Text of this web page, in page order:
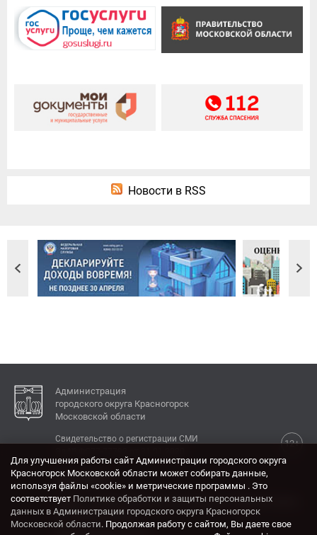
Новости в RSS
Администрация
городского округа Красногорск
Московской области
12+
Свидетельство о регистрации СМИ
КОНТАКТЫ
Адрес: 143404, Московская область, г. Красногорск,
ул. Ленина, дом 4.
Для улучшения работы сайт Администрации городского округа
Красногорск Московской области может собирать данные,
используя файлы «cookie» и метрические программы . Это
соответствует Политике обработки и защиты персональных
данных в Администрации городского округа Красногорск
Московской области. Продолжая работу с сайтом, Вы даете свое